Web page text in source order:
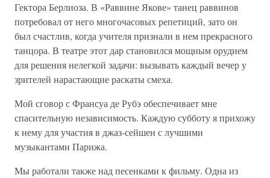
Гектора Берлиоза. В «Раввине Якове» танец раввинов
потребовал от него многочасовых репетиций, зато он
был счастлив, когда учителя признали в нем прекрасного
танцора. В театре этот дар становился мощным орудием
для решения нелегкой задачи: вызывать каждый вечер у
зрителей нарастающие раскаты смеха.
Мой сговор с Франсуа де Рубэ обеспечивает мне
спасительную независимость. Каждую субботу я прихожу
к нему для участия в джаз-сейшен с лучшими
музыкантами Парижа.
Мы работали также над песенками к фильму. Одна из